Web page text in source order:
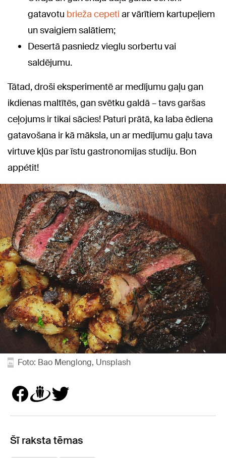
gatavotu brieža cepeti ar vārītiem kartupeļiem
un svaigiem salātiem;
Desertā pasniedz vieglu sorbertu vai
saldējumu.
Tātad, droši eksperimentē ar medījumu gaļu gan
ikdienas maltītēs, gan svētku galdā – tavs garšas
ceļojums ir tikai sācies! Paturi prātā, ka laba ēdiena
gatavošana ir kā māksla, un ar medījumu gaļu tava
virtuve kļūs par īstu gastronomijas studiju. Bon
appétit!
Foto: Bao Menglong, Unsplash
Šī raksta tēmas